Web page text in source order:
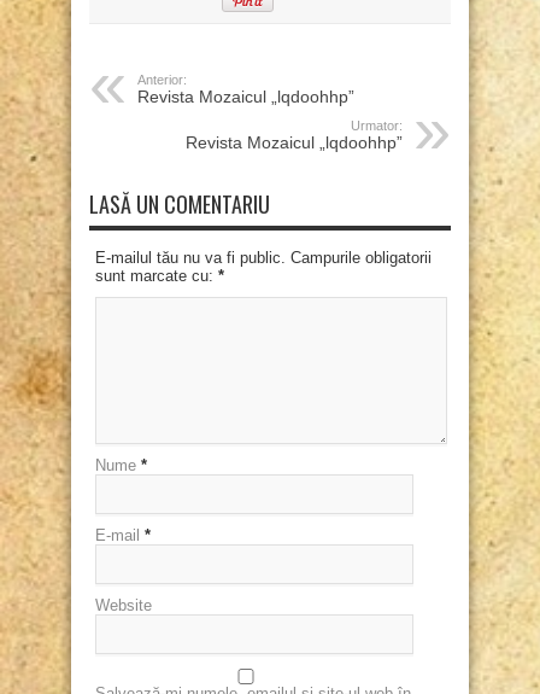
Anterior:
Revista Mozaicul „lqdoohhp”
Urmator:
Revista Mozaicul „lqdoohhp”
LASĂ UN COMENTARIU
E-mailul tău nu va fi public. Campurile obligatorii
sunt marcate cu: *
Nume *
E-mail *
Website